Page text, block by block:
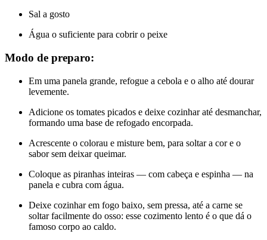
Sal a gosto
Água o suficiente para cobrir o peixe
Modo de preparo:
Em uma panela grande, refogue a cebola e o alho até dourar
levemente.
Adicione os tomates picados e deixe cozinhar até desmanchar,
formando uma base de refogado encorpada.
Acrescente o colorau e misture bem, para soltar a cor e o
sabor sem deixar queimar.
Coloque as piranhas inteiras — com cabeça e espinha — na
panela e cubra com água.
Deixe cozinhar em fogo baixo, sem pressa, até a carne se
soltar facilmente do osso: esse cozimento lento é o que dá o
famoso corpo ao caldo.